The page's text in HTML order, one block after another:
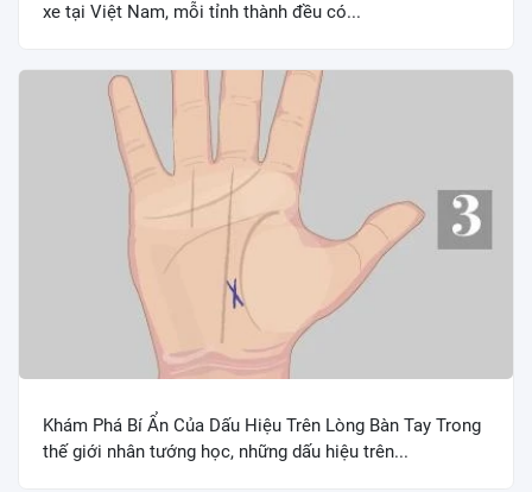
xe tại Việt Nam, mỗi tỉnh thành đều có...
Khám Phá Bí Ẩn Của Dấu Hiệu Trên Lòng Bàn Tay Trong
thế giới nhân tướng học, những dấu hiệu trên...